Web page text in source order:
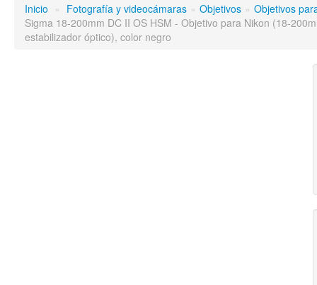
Inicio » Fotografía y videocámaras » Objetivos » Objetivos
Sigma 18-200mm DC II OS HSM - Objetivo para Nikon (18-
estabilizador óptico), color negro